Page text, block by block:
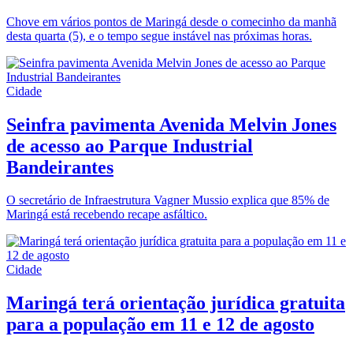
Chove em vários pontos de Maringá desde o comecinho da manhã
desta quarta (5), e o tempo segue instável nas próximas horas.
Cidade
Seinfra pavimenta Avenida Melvin Jones
de acesso ao Parque Industrial
Bandeirantes
O secretário de Infraestrutura Vagner Mussio explica que 85% de
Maringá está recebendo recape asfáltico.
Cidade
Maringá terá orientação jurídica gratuita
para a população em 11 e 12 de agosto